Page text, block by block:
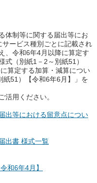
体制等に関する届出等にお
ービス種別ごとに記載され
、令和6年4月以降に算定す
式（別紙1－2～別紙51）
算定する加算・減算につい
紙51）【令和6年6月】」を
活用ください。
出等における留意点につい
出書 様式一覧
和6年4月】